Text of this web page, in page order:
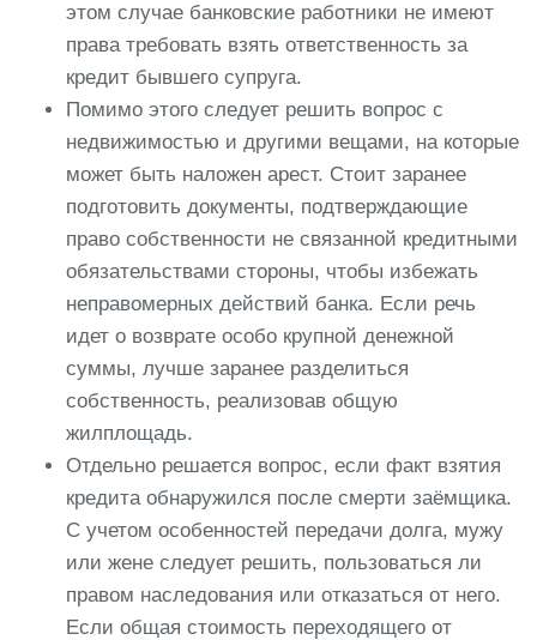
этом случае банковские работники не имеют
права требовать взять ответственность за
кредит бывшего супруга.
Помимо этого следует решить вопрос с
недвижимостью и другими вещами, на которые
может быть наложен арест. Стоит заранее
подготовить документы, подтверждающие
право собственности не связанной кредитными
обязательствами стороны, чтобы избежать
неправомерных действий банка. Если речь
идет о возврате особо крупной денежной
суммы, лучше заранее разделиться
собственность, реализовав общую
жилплощадь.
Отдельно решается вопрос, если факт взятия
кредита обнаружился после смерти заёмщика.
С учетом особенностей передачи долга, мужу
или жене следует решить, пользоваться ли
правом наследования или отказаться от него.
Если общая стоимость переходящего от